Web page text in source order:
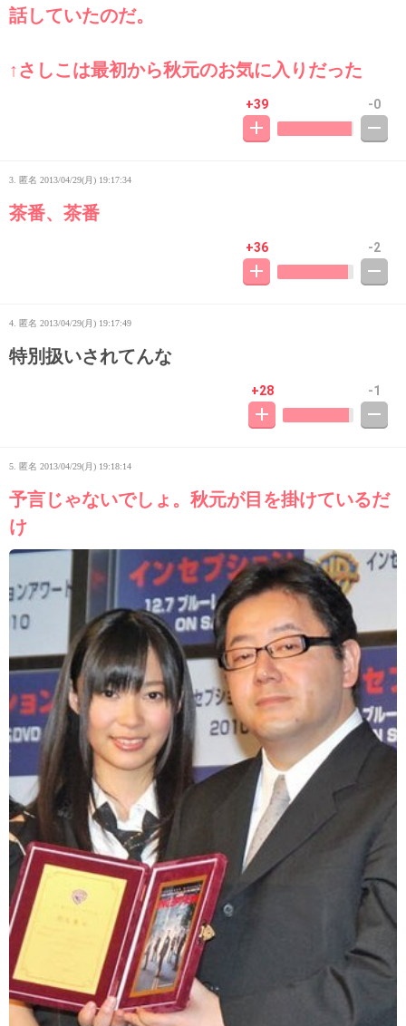
話していたのだ。
↑さしこは最初から秋元のお気に入りだった
+39 -0
3. 匿名 2013/04/29(月) 19:17:34
茶番、茶番
+36 -2
4. 匿名 2013/04/29(月) 19:17:49
特別扱いされてんな
+28 -1
5. 匿名 2013/04/29(月) 19:18:14
予言じゃないでしょ。秋元が目を掛けているだ
け